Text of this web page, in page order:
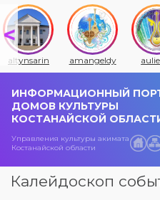
altynsarin amangeldy
ИНФОРМАЦИОННЫЙ
ДОМОВ КУЛЬТУРЫ
КОСТАНАЙСКОЙ
Управления культуры акимата
Костанайской области
Калейдоскоп